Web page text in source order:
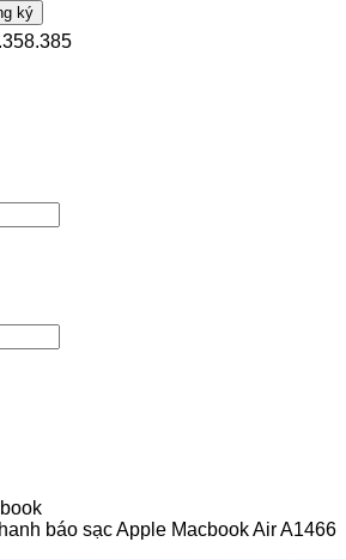
ký
báo sạc Apple Macbook Air A1466